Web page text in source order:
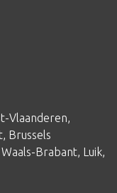
Vlaanderen,
, Brussels
Waals-Brabant, Luik,